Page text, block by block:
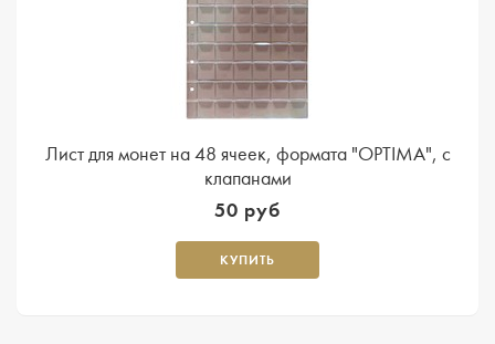
Лист для монет на 48 ячеек, формата "OPTIMA", с
клапанами
50 руб
КУПИТЬ